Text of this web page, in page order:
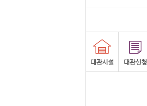
대관시설 대관신청